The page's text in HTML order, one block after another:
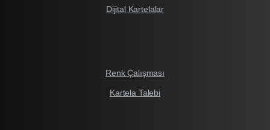
Dijital Kartelalar
Renk Çalışması
Kartela Talebi